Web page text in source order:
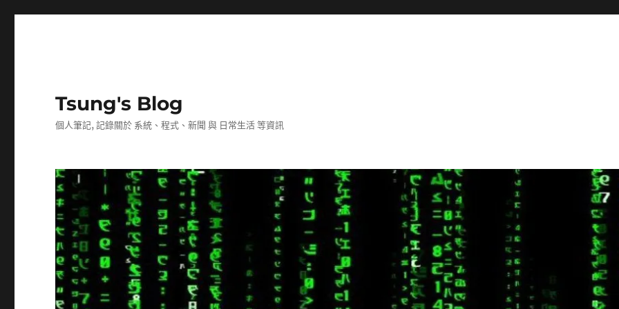
Tsung's Blog
個人筆記, 記錄關於 系統、程式、新聞 與 日常生活 等資訊